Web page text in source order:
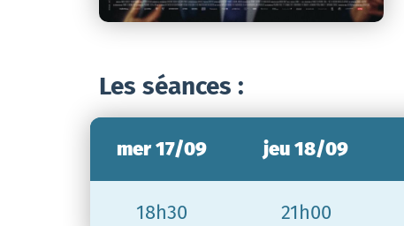
Les séances :
mer 17/09
18h30
jeu 18/09
21h00